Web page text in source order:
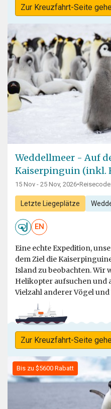
Zur Kreuzfahrt-Seite
Weddellmeer - Auf
Kaiserpinguin (inkl.
15 Nov - 25 Nov, 2026•
Letzte Liegeplätze
EN
Eine echte Expedition,
dem Ziel die
Island zu beobachten. Wir
Helikopter aufsuchen und
Vielzahl anderer Vögel
Zur Kreuzfahrt-Seite
Bis zu $5600 Rabatt